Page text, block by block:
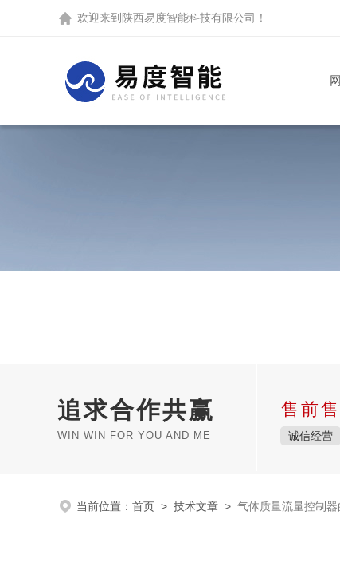
欢迎来到 陕西易度智能科技有限公司 ！
追求合作共赢
WIN WIN FOR YOU AND ME
售前
诚信经营
当前位置： 首页 > 技术文章 > 气体质量流量控制